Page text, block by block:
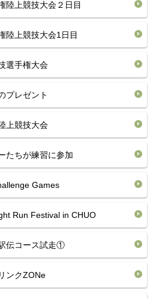
陸上競技大会２日目
陸上競技大会1日目
選手権大会
プレゼント
上競技大会
たちが練習に参加
Games
Run Festival in CHUO
伝コース試走①
ンクZONe